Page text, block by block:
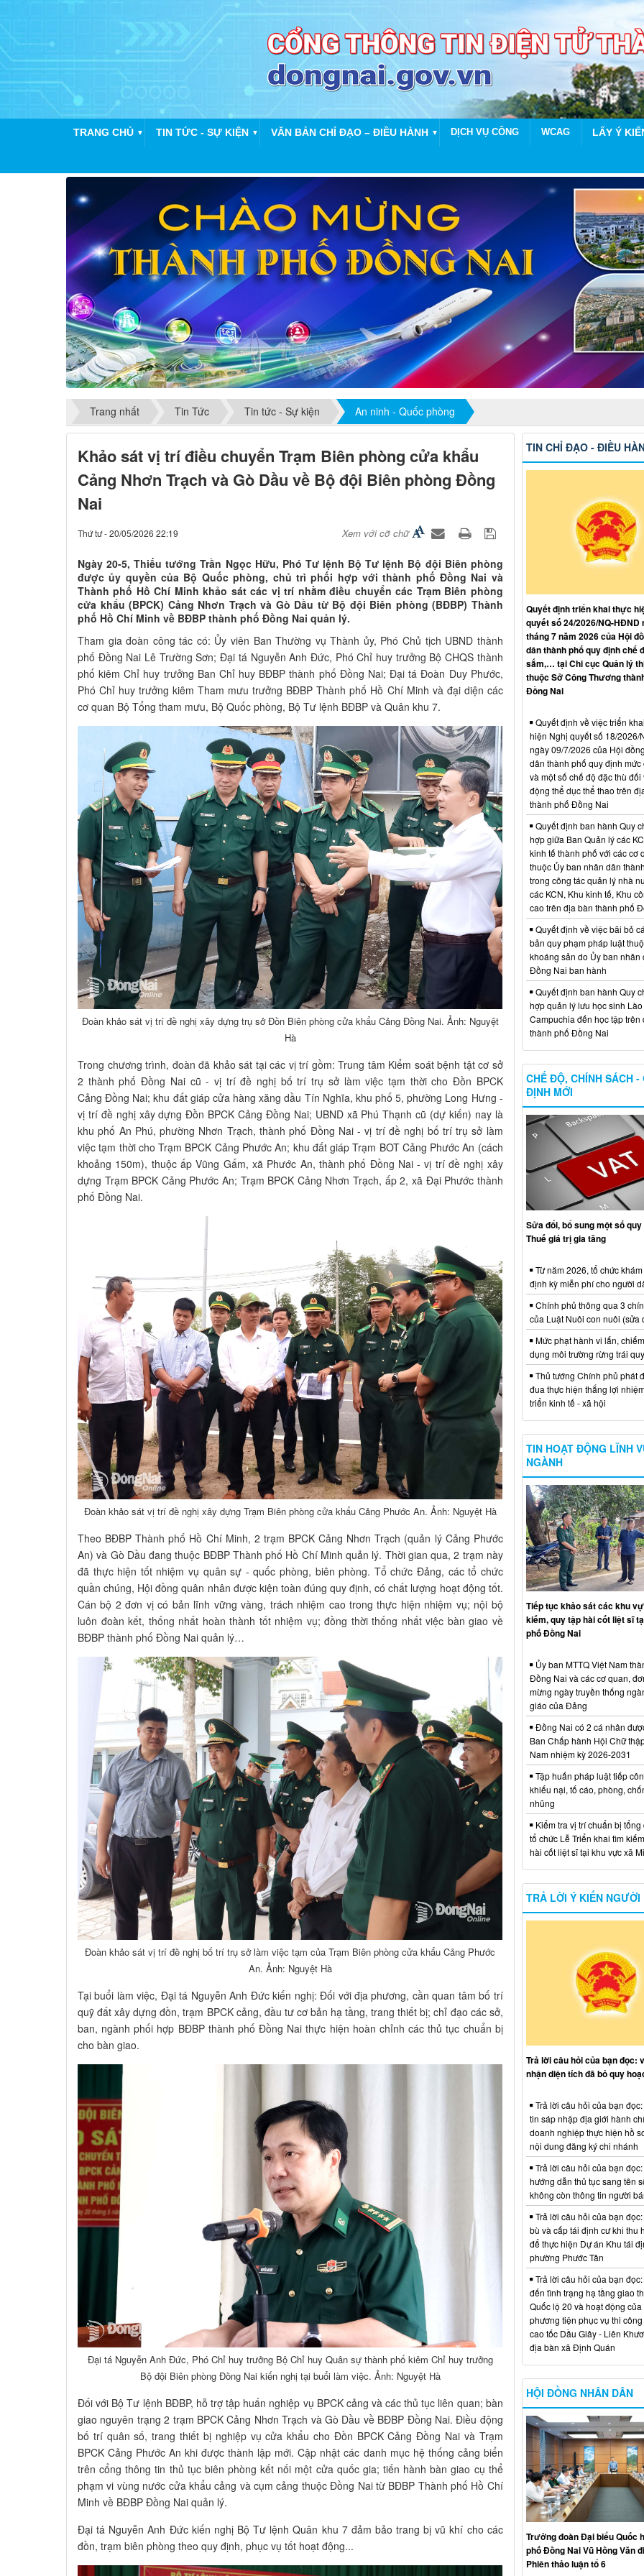
TRANG CHỦ ▼ TIN TỨC - SỰ KIỆN ▼ VĂN BẢN CHỈ ĐẠO – ĐIỀU HÀNH ▼ DỊCH VỤ CÔNG WCAG LẤY Ý
Trang nhất Tin Tức Tin tức - Sự kiện An ninh - Quốc phòng
Khảo sát vị trí điều chuyển Trạm Biên phòng cửa khẩu
Cảng Nhơn Trạch và Gò Dầu về Bộ đội Biên phòng Đồng
Nai
Thứ tư - 20/05/2026 22:19 Xem với cỡ chữ
Ngày 20-5, Thiếu tướng Trần Ngọc Hữu, Phó Tư lệnh Bộ Tư lệnh Bộ đội Biên phòng
được ủy quyền của Bộ Quốc phòng, chủ trì phối hợp với thành phố Đồng Nai và
Thành phố Hồ Chí Minh khảo sát các vị trí nhằm điều chuyển các Trạm Biên phòng
cửa khẩu (BPCK) Cảng Nhơn Trạch và Gò Dầu từ Bộ đội Biên phòng (BĐBP) Thành
phố Hồ Chí Minh về BĐBP thành phố Đồng Nai quản lý.
Tham gia đoàn công tác có: Ủy viên Ban Thường vụ Thành ủy, Phó Chủ tịch UBND thành
phố Đồng Nai Lê Trường Sơn; Đại tá Nguyễn Anh Đức, Phó Chỉ huy trưởng Bộ CHQS thành
phố kiêm Chỉ huy trưởng Ban Chỉ huy BĐBP thành phố Đồng Nai; Đại tá Đoàn Duy Phước,
Phó Chỉ huy trưởng kiêm Tham mưu trưởng BĐBP Thành phố Hồ Chí Minh và đại diện các
cơ quan Bộ Tổng tham mưu, Bộ Quốc phòng, Bộ Tư lệnh BĐBP và Quân khu 7.
Đoàn khảo sát vị trí đề nghị xây dựng trụ sở Đồn Biên phòng cửa khẩu Cảng Đồng Nai. Ảnh: Nguyệt
Hà
Trong chương trình, đoàn đã khảo sát tại các vị trí gồm: Trung tâm Kiểm soát bệnh tật cơ sở
2 thành phố Đồng Nai cũ - vị trí đề nghị bố trí trụ sở làm việc tạm thời cho Đồn BPCK
Cảng Đồng Nai; khu đất giáp cửa hàng xăng dầu Tín Nghĩa, khu phố 5, phường Long Hưng -
vị trí đề nghị xây dựng Đồn BPCK Cảng Đồng Nai; UBND xã Phú Thạnh cũ (dự kiến) nay là
khu phố An Phú, phường Nhơn Trạch, thành phố Đồng Nai - vị trí đề nghị bố trí trụ sở làm
việc tạm thời cho Trạm BPCK Cảng Phước An; khu đất giáp Trạm BOT Cảng Phước An (cách
khoảng 150m), thuộc ấp Vũng Gấm, xã Phước An, thành phố Đồng Nai - vị trí đề nghị xây
dựng Trạm BPCK Cảng Phước An; Trạm BPCK Cảng Nhơn Trạch, ấp 2, xã Đại Phước thành
phố Đồng Nai.
Đoàn khảo sát vị trí đề nghị xây dựng Trạm Biên phòng cửa khẩu Cảng Phước An. Ảnh: Nguyệt Hà
Theo BĐBP Thành phố Hồ Chí Minh, 2 trạm BPCK Cảng Nhơn Trạch (quản lý Cảng Phước
An) và Gò Dầu đang thuộc BĐBP Thành phố Hồ Chí Minh quản lý. Thời gian qua, 2 trạm này
đã thực hiện tốt nhiệm vụ quân sự - quốc phòng, biên phòng. Tổ chức Đảng, các tổ chức
quần chúng, Hội đồng quân nhân được kiện toàn đúng quy định, có chất lượng hoạt động tốt.
Cán bộ 2 đơn vị có bản lĩnh vững vàng, trách nhiệm cao trong thực hiện nhiệm vụ; nội bộ
luôn đoàn kết, thống nhất hoàn thành tốt nhiệm vụ; đồng thời thống nhất việc bàn giao về
BĐBP thành phố Đồng Nai quản lý…
Đoàn khảo sát vị trí đề nghị bố trí trụ sở làm việc tạm của Trạm Biên phòng cửa khẩu Cảng Phước
An. Ảnh: Nguyệt Hà
Tại buổi làm việc, Đại tá Nguyễn Anh Đức kiến nghị: Đối với địa phương, cần quan tâm bố trí
quỹ đất xây dựng đồn, trạm BPCK cảng, đầu tư cơ bản hạ tầng, trang thiết bị; chỉ đạo các sở,
ban, ngành phối hợp BĐBP thành phố Đồng Nai thực hiện hoàn chỉnh các thủ tục chuẩn bị
cho bàn giao.
Đại tá Nguyễn Anh Đức, Phó Chỉ huy trưởng Bộ Chỉ huy Quân sự thành phố kiêm Chỉ huy trưởng
Bộ đội Biên phòng Đồng Nai kiến nghị tại buổi làm việc. Ảnh: Nguyệt Hà
Đối với Bộ Tư lệnh BĐBP, hỗ trợ tập huấn nghiệp vụ BPCK cảng và các thủ tục liên quan; bàn
giao nguyên trạng 2 trạm BPCK Cảng Nhơn Trạch và Gò Dầu về BĐBP Đồng Nai. Điều động
bố trí quân số, trang thiết bị nghiệp vụ cửa khẩu cho Đồn BPCK Cảng Đồng Nai và Trạm
BPCK Cảng Phước An khi được thành lập mới. Cập nhật các danh mục hệ thống cảng biển
trên cổng thông tin thủ tục biên phòng kết nối một cửa quốc gia; tiến hành bàn giao cụ thể
phạm vi vùng nước cửa khẩu cảng và cụm cảng thuộc Đồng Nai từ BĐBP Thành phố Hồ Chí
Minh về BĐBP Đồng Nai quản lý.
Đại tá Nguyễn Anh Đức kiến nghị Bộ Tư lệnh Quân khu 7 đảm bảo trang bị vũ khí cho các
đồn, trạm biên phòng theo quy định, phục vụ tốt hoạt động...
TIN CHỈ ĐẠO - ĐIỀU
Quyết định triển khai thực
quyết số 24/2026/NQ-HĐND
tháng 7 năm 2026 của Hội
dân thành phố quy định chế
sắm,… tại Chi cục Quản lý
thuộc Sở Công Thương
Đồng Nai
Quyết định về việc triển
hiện Nghị quyết số 18/2026/
ngày 09/7/2026 của Hội
dân thành phố quy định mức
và một số chế độ đặc thù đối
động thể dục thể thao trên
thành phố Đồng Nai
Quyết định ban hành Quy
hợp giữa Ban Quản lý các
kinh tế thành phố với các cơ
thuộc Ủy ban nhân dân
trong công tác quản lý nhà
các KCN, Khu kinh tế, Khu
cao trên địa bàn thành phố
Quyết định về việc bãi bỏ
bản quy phạm pháp luật
khoáng sản do Ủy ban nhân
Đồng Nai ban hành
Quyết định ban hành Quy
hợp quản lý lưu học sinh Lào
Campuchia đến học tập trên
thành phố Đồng Nai
CHẾ ĐỘ, CHÍNH SÁCH -
ĐỊNH MỚI
Sửa đổi, bổ sung một số
Thuế giá trị gia tăng
Từ năm 2026, tổ chức
định kỳ miễn phí cho người
Chính phủ thông qua 3
của Luật Nuôi con nuôi (sửa
Mức phạt hành vi lấn,
dụng môi trường rừng trái
Thủ tướng Chính phủ phát
đua thực hiện thắng lợi
triển kinh tế - xã hội
TIN HOẠT ĐỘNG LĨNH
NGÀNH
Tiếp tục khảo sát các khu
kiếm, quy tập hài cốt liệt sĩ
phố Đồng Nai
Ủy ban MTTQ Việt Nam
Đồng Nai và các cơ quan,
mừng ngày truyền thống
giáo của Đảng
Đồng Nai có 2 cá nhân
Ban Chấp hành Hội Chữ
Nam nhiệm kỳ 2026-2031
Tập huấn pháp luật tiếp
khiếu nại, tố cáo, phòng,
nhũng
Kiểm tra vị trí chuẩn bị tổng
tổ chức Lễ Triển khai tìm
hài cốt liệt sĩ tại khu vực xã
TRẢ LỜI Ý KIẾN NGƯỜI
Trả lời câu hỏi của bạn đọc:
nhận diện tích đã bỏ quy
Trả lời câu hỏi của bạn
tin sáp nhập địa giới hành
doanh nghiệp thực hiện hồ
nội dung đăng ký chi nhánh
Trả lời câu hỏi của bạn
hướng dẫn thủ tục sang tên
không còn thông tin người
Trả lời câu hỏi của bạn
bù và cấp tái định cư khi thu
để thực hiện Dự án Khu tái
phường Phước Tân
Trả lời câu hỏi của bạn
đến tình trạng hạ tầng giao
Quốc lộ 20 và hoạt động của
phương tiện phục vụ thi
cao tốc Dầu Giây - Liên
địa bàn xã Định Quán
HỘI ĐỒNG NHÂN DÂN
Trưởng đoàn Đại biểu Quốc
phố Đồng Nai Vũ Hồng Văn
Phiên thảo luận tổ 6